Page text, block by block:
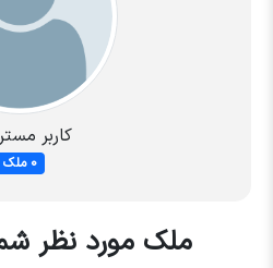
کاربر
0 ملک
ملک مورد نظر